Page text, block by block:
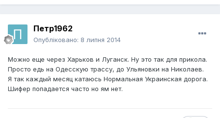
Петр1962
Опубліковано: 8 липня 2014
Можно еще через Харьков и Луганск. Ну это так для прикола.
Просто едь на Одесскую трассу, до Ульяновки на Николаев.
Я так каждый месяц катаюсь Нормальная Украинская дорога.
Шифер попадается часто но ям нет.